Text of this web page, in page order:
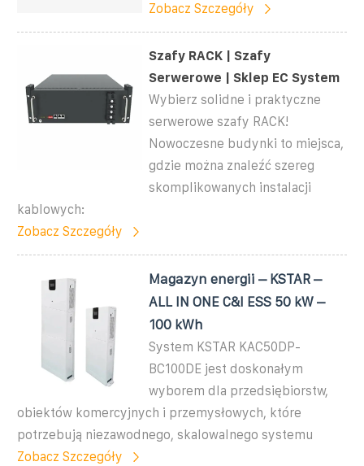
Zobacz Szczegóły
Szafy RACK | Szafy
Serwerowe | Sklep EC System
Wybierz solidne i praktyczne
serwerowe szafy RACK!
Nowoczesne budynki to miejsca,
gdzie można znaleźć szereg
skomplikowanych instalacji
kablowych:
Zobacz Szczegóły
Magazyn energii – KSTAR –
ALL IN ONE C&I ESS 50 kW –
100 kWh
System KSTAR KAC50DP-
BC100DE jest doskonałym
wyborem dla przedsiębiorstw,
obiektów komercyjnych i przemysłowych, które
potrzebują niezawodnego, skalowalnego systemu
Zobacz Szczegóły